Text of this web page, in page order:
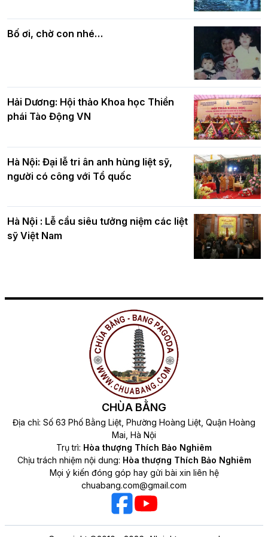
nhân mùa Phật đản PL.2570
Phật giáo chính tín Phần 7: Luật nhân
quả
Bố ơi, chờ con nhé…
Hải Dương: Hội thảo Khoa học Thiền
phái Tào Động VN
Hà Nội: Đại lễ tri ân anh hùng liệt sỹ,
người có công với Tổ quốc
Hà Nội : Lễ cầu siêu tưởng niệm các liệt
sỹ Việt Nam
CHÙA BẰNG
Địa chỉ: Số 63 Phố Bằng Liệt, Phường Hoàng Liệt, Quận Hoàng
Mai, Hà Nội
Trụ trì: Hòa thượng Thích Bảo Nghiêm
Chịu trách nhiệm nội dung: Hòa thượng Thích Bảo Nghiêm
Mọi ý kiến đóng góp hay gửi bài xin liên hệ
chuabang.com@gmail.com